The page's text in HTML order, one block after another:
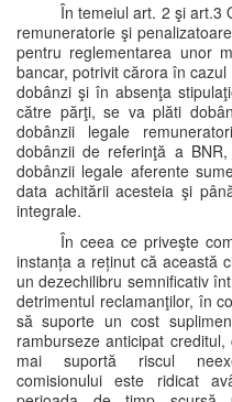
În temeiul art. 2 şi art.3
remuneratorie şi
pentru reglementarea unor
bancar, potrivit cărora în
dobânzi şi în absenţa
către părţi, se va plăti
dobânzii legale
dobânzii de referinţă a
dobânzii legale aferente
data achitării acesteia şi
integrale.
În ceea ce priveşte
instanța a reținut că această
un dezechilibru semnificativ
detrimentul reclamanţilor, în
să suporte un cost
ramburseze anticipat
mai suportă riscul
comisionului este ridicat